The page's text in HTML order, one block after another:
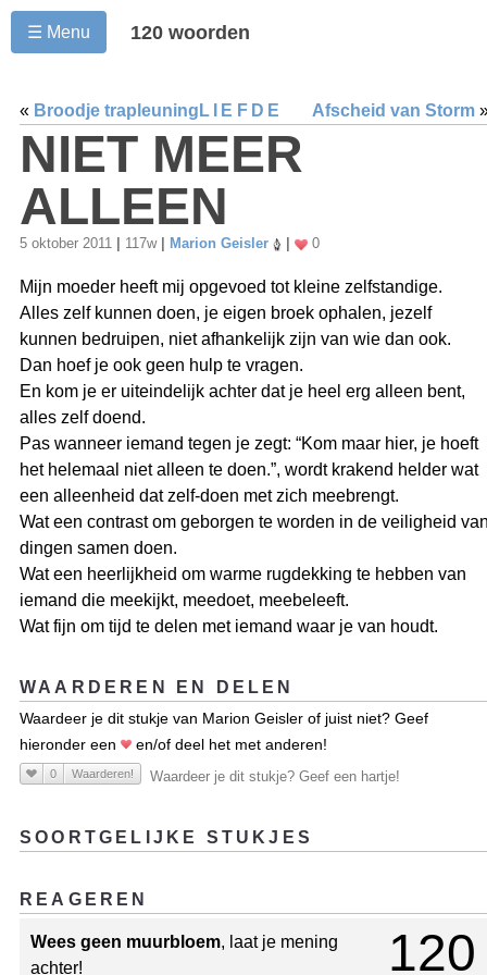
☰ Menu 120 woorden
« Broodje trapleuning Afscheid van Storm
LIEFDE
NIET MEER
ALLEEN
5 oktober 2011 117w Marion Geisler 0
Mijn moeder heeft mij opgevoed tot kleine zelfstandige.
Alles zelf kunnen doen, je eigen broek ophalen, jezelf
kunnen bedruipen, niet afhankelijk zijn van wie dan ook.
Dan hoef je ook geen hulp te vragen.
En kom je er uiteindelijk achter dat je heel erg alleen bent,
alles zelf doend.
Pas wanneer iemand tegen je zegt: “Kom maar hier, je hoeft
het helemaal niet alleen te doen.”, wordt krakend helder wat
een alleenheid dat zelf-doen met zich meebrengt.
Wat een contrast om geborgen te worden in de veiligheid
dingen samen doen.
Wat een heerlijkheid om warme rugdekking te hebben van
iemand die meekijkt, meedoet, meebeleeft.
Wat fijn om tijd te delen met iemand waar je van houdt.
WAARDEREN EN DELEN
Waardeer je dit stukje van Marion Geisler of juist niet? Geef
hieronder een
en/of deel het met anderen!
0 Waarderen! Waardeer je dit stukje? Geef een hartje!
SOORTGELIJKE STUKJES
REAGEREN
120
Wees geen muurbloem, laat je mening
achter!